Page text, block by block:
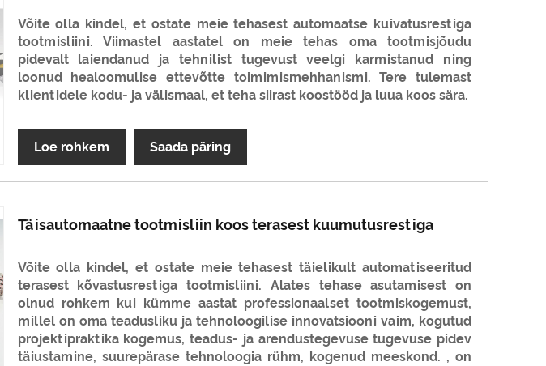
Võite olla kindel, et ostate meie tehasest automaatse kuivatusrestiga
tootmisliini. Viimastel aastatel on meie tehas oma tootmisjõudu
pidevalt laiendanud ja tehnilist tugevust veelgi karmistanud ning
loonud healoomulise ettevõtte toimimismehhanismi. Tere tulemast
klientidele kodu- ja välismaal, et teha siirast koostööd ja luua koos sära.
Loe rohkem Saada päring
Täisautomaatne tootmisliin koos terasest kuumutusrestiga
Võite olla kindel, et ostate meie tehasest täielikult automatiseeritud
terasest kõvastusrestiga tootmisliini. Alates tehase asutamisest on
olnud rohkem kui kümme aastat professionaalset tootmiskogemust,
millel on oma teadusliku ja tehnoloogilise innovatsiooni vaim, kogutud
projektipraktika kogemus, teadus- ja arendustegevuse tugevuse pidev
täiustamine, suurepärase tehnoloogia rühm, kogenud meeskond. , on